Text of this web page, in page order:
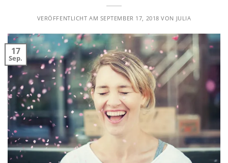
VERÖFFENTLICHT AM SEPTEMBER 17, 2018 VON JULIA
17
Sep.